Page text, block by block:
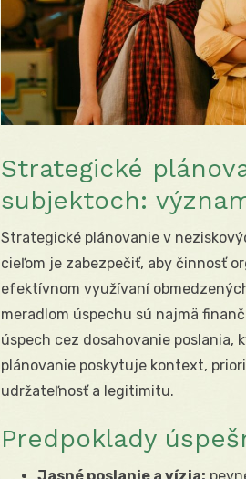
Strategické
subjektoch:
Strategické plánovanie v
cieľom je zabezpečiť, aby činnosť
efektívnom využívaní
meradlom úspechu sú najmä
úspech cez dosahovanie poslania,
plánovanie poskytuje kontext,
udržateľnosť a legitimitu.
Predpoklady
Jasné poslanie a vízia: